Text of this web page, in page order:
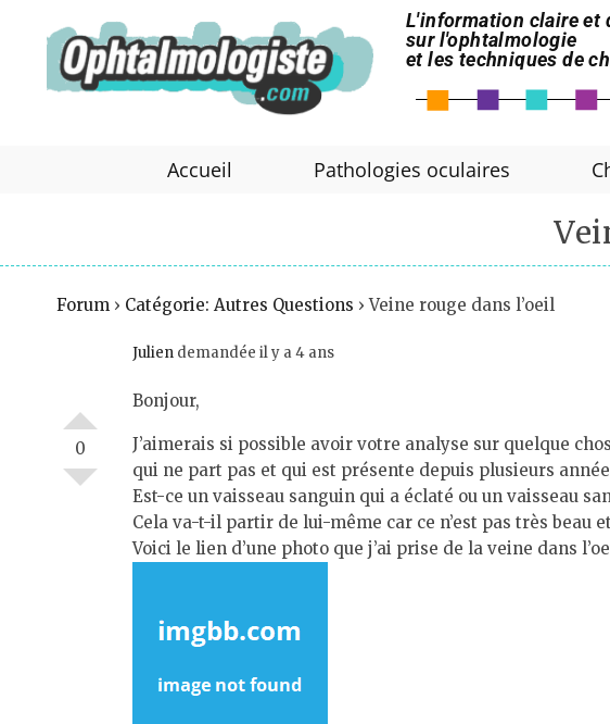
L'information claire et
sur l'ophtalmologie
et les techniques de
Accueil Pathologies oculaires
Forum › Catégorie: Autres Questions ›Veine rouge dans l’oeil
0
Julien demandée il y a 4 ans
Bonjour,
J’aimerais si possible avoir votre analyse sur quelque
qui ne part pas et qui est présente depuis plusieurs
Est-ce un vaisseau sanguin qui a éclaté ou un vaisseau
Cela va-t-il partir de lui-même car ce n’est pas très beau
Voici le lien d’une photo que j’ai prise de la veine dans